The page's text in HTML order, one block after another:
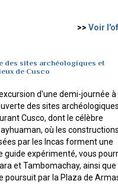
>> Voir
des sites archéologiques et
de Cusco
d'une demi-journée à
des sites
Cusco, dont le célèbre
où les
par les Incas forment une
guide expérimenté, vous
et Tambomachay, ainsi que
poursuit par la Plaza de